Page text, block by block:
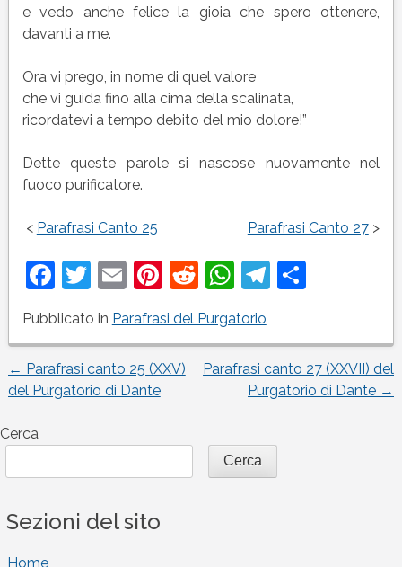
e vedo anche felice la gioia che spero ottenere,
davanti a me.
Ora vi prego, in nome di quel valore
che vi guida fino alla cima della scalinata,
ricordatevi a tempo debito del mio dolore!”
Dette queste parole si nascose nuovamente nel
fuoco purificatore.
< Parafrasi Canto 25 Parafrasi Canto 27>
Facebook
Twitter
EmailPinterest
Reddit
WhatsApp
Telegram
Pubblicato in Parafrasi del Purgatorio
Navigazione
articoli
← Parafrasi canto 25 (XXV)
del Purgatorio di Dante
Parafrasi canto 27 (XXVII) del
Purgatorio di Dante →
Cerca
Cerca
Sezioni del sito
Home